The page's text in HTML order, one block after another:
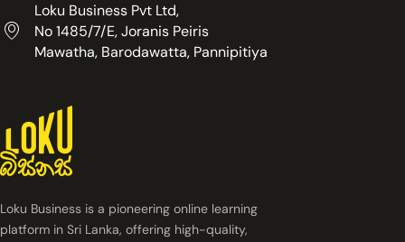
Loku Business is a pioneering online learning
platform in Sri Lanka, offering high-quality,
Loku Business Pvt Ltd,
No 1485/7/E, Joranis Peiris
Mawatha, Barodawatta, Pannipitiya